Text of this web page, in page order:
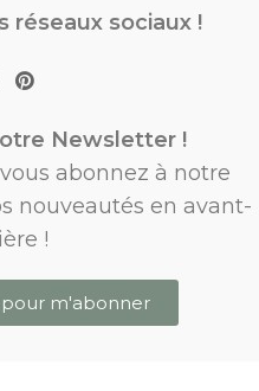
réseaux sociaux !
Newsletter !
abonnez à notre
nouveautés en avant-
!
m'abonner